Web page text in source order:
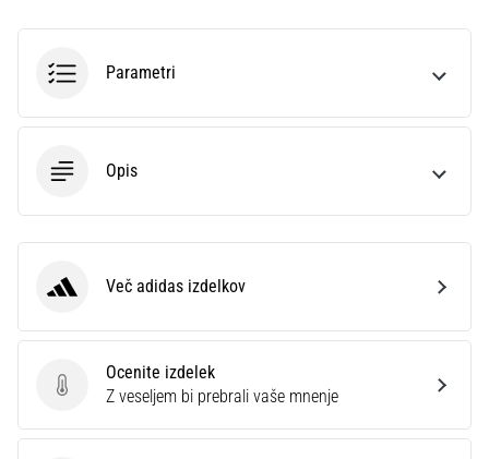
Parametri
Opis
Ocenite izdelek
Ocenite izdelek
Z veseljem bi prebrali vaše mnenje
adidas Več adidas izdelkov